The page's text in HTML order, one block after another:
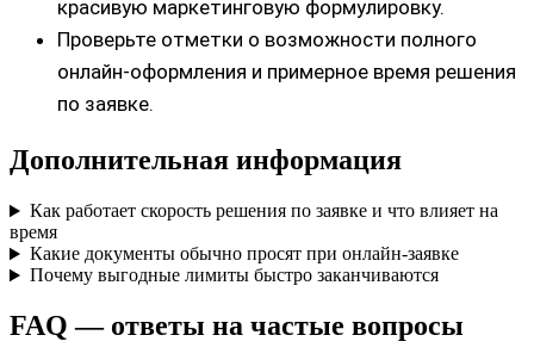
красивую маркетинговую формулировку.
Проверьте отметки о возможности полного
онлайн‑оформления и примерное время решения
по заявке.
Дополнительная информация
Как работает скорость решения по заявке и что влияет на
время
Какие документы обычно просят при онлайн‑заявке
Почему выгодные лимиты быстро заканчиваются
FAQ — ответы на частые вопросы